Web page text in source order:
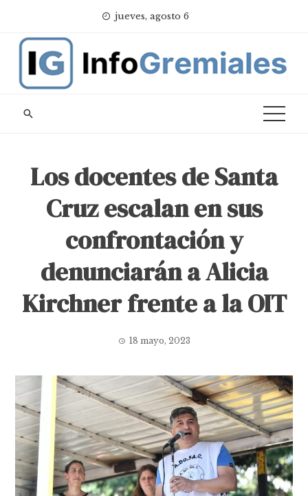
content
jueves, agosto 6
Los docentes de Santa
Cruz escalan en sus
confrontación y
denunciarán a Alicia
Kirchner frente a la OIT
18 mayo, 2023